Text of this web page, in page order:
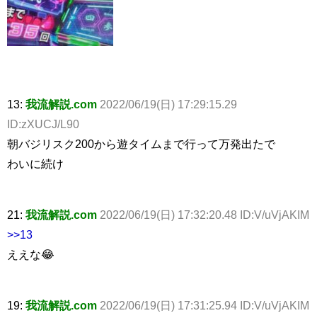
13: 我流解説.com 2022/06/19(日) 17:29:15.29
ID:zXUCJ/L90
朝バジリスク200から遊タイムまで行って万発出たで
わいに続け
21: 我流解説.com 2022/06/19(日) 17:32:20.48 ID:V/uVjAKIM
>>13
ええな😂
19: 我流解説.com 2022/06/19(日) 17:31:25.94 ID:V/uVjAKIM